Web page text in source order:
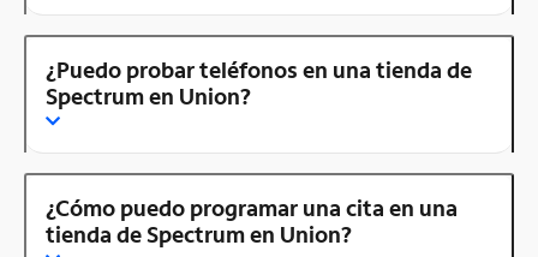
¿Puedo probar teléfonos en una tienda de
Spectrum en Union?
¿Cómo puedo programar una cita en una
tienda de Spectrum en Union?